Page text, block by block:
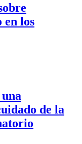
en los
de la